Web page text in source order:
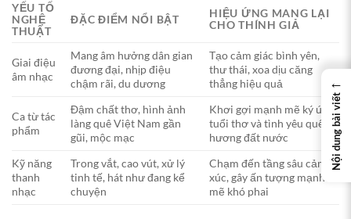
YẾU TỐ
NGHỆ
THUẬT
ĐẶC ĐIỂM NỔI BẬT
HIỆU ỨNG MANG LẠI
CHO THÍNH GIẢ
Giai điệu
âm nhạc
Mang âm hưởng dân gian
đương đại, nhịp điệu
chậm rãi, du dương
Tạo cảm giác bình yên,
thư thái, xoa dịu căng
thẳng hiệu quả
Ca từ tác
phẩm
Đậm chất thơ, hình ảnh
làng quê Việt Nam gần
gũi, mộc mạc
Khơi gợi mạnh mẽ ký ức
tuổi thơ và tình yêu quê
hương đất nước
Kỹ năng
thanh
nhạc
Trong vắt, cao vút, xử lý
tinh tế, hát như đang kể
chuyện
Chạm đến tầng sâu cảm
xúc, gây ấn tượng mạnh
mẽ khó phai
←
Nội dung bài viết